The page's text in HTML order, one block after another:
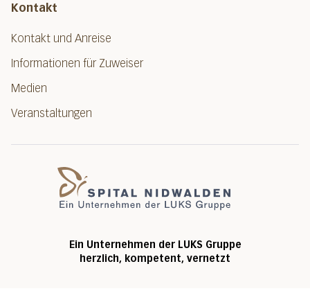
Kontakt
Kontakt und Anreise
Informationen für Zuweiser
Medien
Veranstaltungen
Ein Unternehmen der LUKS Gruppe
herzlich, kompetent, vernetzt